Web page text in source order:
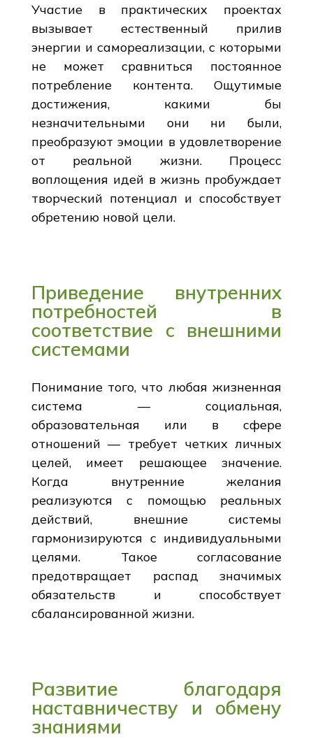
Участие в практических проектах
вызывает естественный прилив
энергии и самореализации, с которыми
не может сравниться постоянное
потребление контента. Ощутимые
достижения, какими бы
незначительными они ни были,
преобразуют эмоции в удовлетворение
от реальной жизни. Процесс
воплощения идей в жизнь пробуждает
творческий потенциал и способствует
обретению новой цели.
Приведение внутренних
потребностей в
соответствие с внешними
системами
Понимание того, что любая жизненная
система — социальная,
образовательная или в сфере
отношений — требует четких личных
целей, имеет решающее значение.
Когда внутренние желания
реализуются с помощью реальных
действий, внешние системы
гармонизируются с индивидуальными
целями. Такое согласование
предотвращает распад значимых
обязательств и способствует
сбалансированной жизни.
Развитие благодаря
наставничеству и обмену
знаниями